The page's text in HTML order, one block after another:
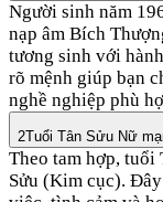
Người sinh năm
nạp âm Bích
tương sinh với
rõ mệnh giúp bạn
nghề nghiệp phù
2Tuổi Tân Sửu Nữ
Theo tam hợp, tuổi
Sửu (Kim cục).